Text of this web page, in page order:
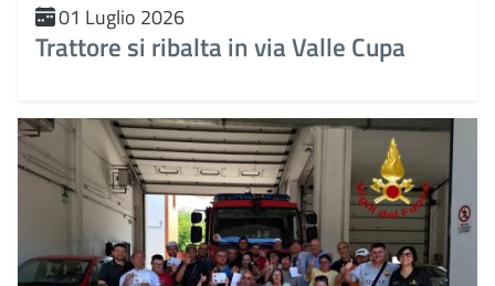
01 Luglio 2026
Trattore si ribalta in via Valle Cupa